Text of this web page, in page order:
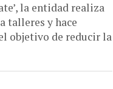
la entidad realiza
talleres y hace
objetivo de reducir la